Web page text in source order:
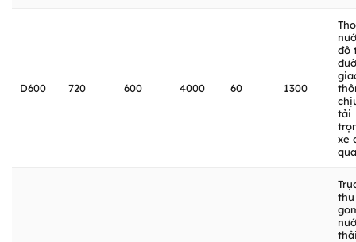
D600 720 600 4000 60 1300
đô
tải
xe
qua
thu